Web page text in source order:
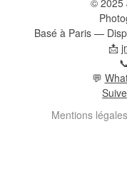
Basé à Paris —
📩
💬
Mentions légales